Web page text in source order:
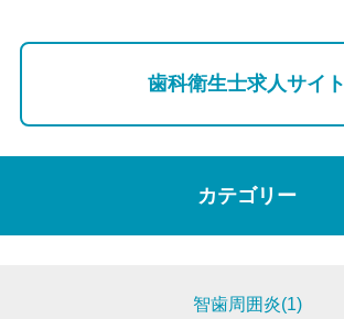
歯科衛生士求人サイト
カテゴリー
智歯周囲炎(1)